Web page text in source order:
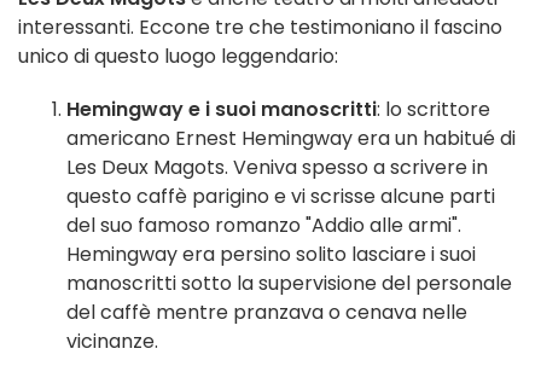
interessanti. Eccone tre che testimoniano il fascino
unico di questo luogo leggendario:
Hemingway e i suoi manoscritti: lo scrittore
americano Ernest Hemingway era un habitué di
Les Deux Magots. Veniva spesso a scrivere in
questo caffè parigino e vi scrisse alcune parti
del suo famoso romanzo "Addio alle armi".
Hemingway era persino solito lasciare i suoi
manoscritti sotto la supervisione del personale
del caffè mentre pranzava o cenava nelle
vicinanze.